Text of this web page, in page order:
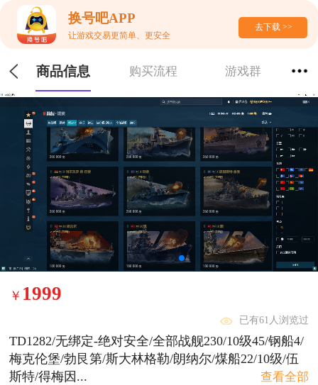
换号吧APP
让游戏交易更简单、更安全
去下载 >>
商品信息 购买流程 游戏群
￥ 1999
已有61人浏览过
TD1282/无绑定-绝对安全/全部战舰230/10级45/钢船4/
梅克伦堡/勃艮第/斯大林格勒/朗纳尔/煤船22/10级/伍
斯特/得梅因...
查看全部